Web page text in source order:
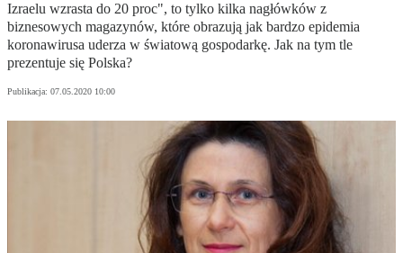
Izraelu wzrasta do 20 proc", to tylko kilka nagłówków z
biznesowych magazynów, które obrazują jak bardzo epidemia
koronawirusa uderza w światową gospodarkę. Jak na tym tle
prezentuje się Polska?
Publikacja: 07.05.2020 10:00